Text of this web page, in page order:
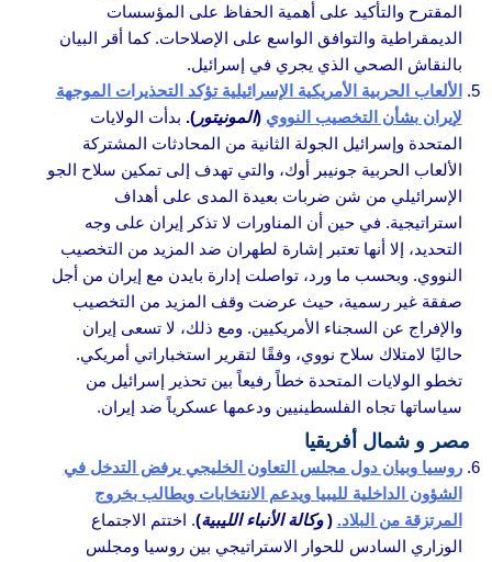
المقترح والتأكيد على أهمية الحفاظ على المؤسسات
الديمقراطية والتوافق الواسع على الإصلاحات. كما أقر البيان
بالنقاش الصحي الذي يجري في إسرائيل.
الألعاب الحربية الأمريكية الإسرائيلية تؤكد التحذيرات الموجهة
لإيران بشأن التخصيب النووي (المونيتور). بدأت الولايات
المتحدة وإسرائيل الجولة الثانية من المحادثات المشتركة
الألعاب الحربية جونيبر أوك، والتي تهدف إلى تمكين سلاح الجو
الإسرائيلي من شن ضربات بعيدة المدى على أهداف
استراتيجية. في حين أن المناورات لا تذكر إيران على وجه
التحديد، إلا أنها تعتبر إشارة لطهران ضد المزيد من التخصيب
النووي. وبحسب ما ورد، تواصلت إدارة بايدن مع إيران من أجل
صفقة غير رسمية، حيث عرضت وقف المزيد من التخصيب
والإفراج عن السجناء الأمريكيين. ومع ذلك، لا تسعى إيران
حاليًا لامتلاك سلاح نووي، وفقًا لتقرير استخباراتي أمريكي.
تخطو الولايات المتحدة خطاً رفيعاً بين تحذير إسرائيل من
سياساتها تجاه الفلسطينيين ودعمها عسكرياً ضد إيران.
مصر و شمال أفريقيا
روسيا وبيان دول مجلس التعاون الخليجي يرفض التدخل في
الشؤون الداخلية لليبيا ويدعم الانتخابات ويطالب بخروج
المرتزقة من البلاد. (وكالة الأنباء الليبية). اختتم الاجتماع
الوزاري السادس للحوار الاستراتيجي بين روسيا ومجلس